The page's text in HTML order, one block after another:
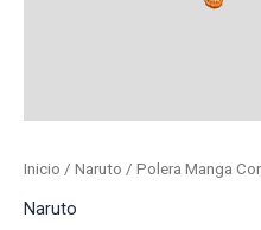
Inicio / Naruto / Polera Manga
Naruto